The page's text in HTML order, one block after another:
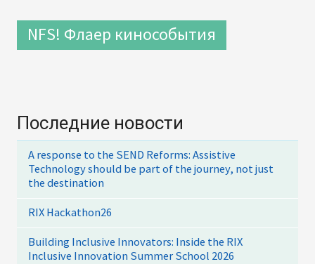
NFS! Флаер кинособытия
Последние новости
A response to the SEND Reforms: Assistive
Technology should be part of the journey, not just
the destination
RIX Hackathon26
Building Inclusive Innovators: Inside the RIX
Inclusive Innovation Summer School 2026